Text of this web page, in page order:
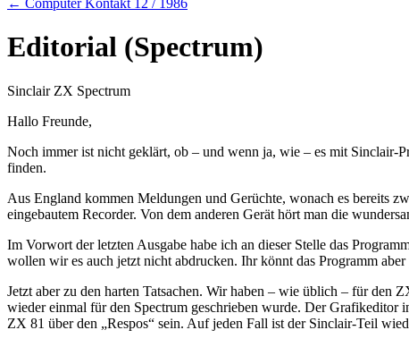
← Computer Kontakt 12 / 1986
Editorial (Spectrum)
Sinclair ZX Spectrum
Hallo Freunde,
Noch immer ist nicht geklärt, ob – und wenn ja, wie – es mit
finden.
Aus England kommen Meldungen und Gerüchte, wonach es bereits
eingebautem Recorder. Von dem anderen Gerät hört man die
Im Vorwort der letzten Ausgabe habe ich an dieser Stelle das
wollen wir es auch jetzt nicht abdrucken. Ihr könnt das Programm
Jetzt aber zu den harten Tatsachen. Wir haben – wie üblich – für den
wieder einmal für den Spectrum geschrieben wurde. Der Grafikeditor
ZX 81 über den „Respos“ sein. Auf jeden Fall ist der Sinclair-Teil